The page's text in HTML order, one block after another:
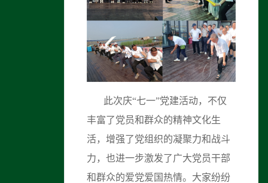
此次庆“七一”党建活动，不仅
丰富了党员和群众的精神文化生
活，增强了党组织的凝聚力和战斗
力，也进一步激发了广大党员干部
和群众的爱党爱国热情。大家纷纷